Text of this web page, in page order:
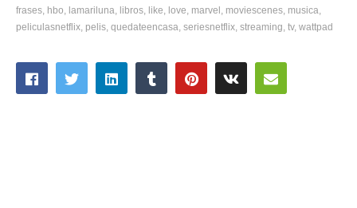
frases hbo lamariluna libros like love marvel moviescenes musica
peliculasnetflix pelis quedateencasa seriesnetflix streaming tv wattpad